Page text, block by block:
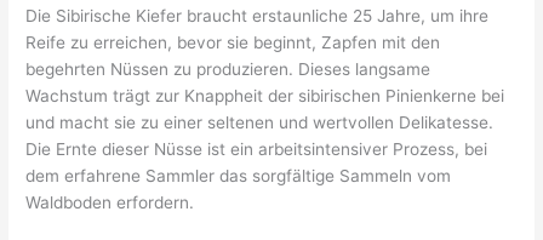
Die Sibirische Kiefer braucht erstaunliche 25 Jahre, um ihre
Reife zu erreichen, bevor sie beginnt, Zapfen mit den
begehrten Nüssen zu produzieren. Dieses langsame
Wachstum trägt zur Knappheit der sibirischen Pinienkerne bei
und macht sie zu einer seltenen und wertvollen Delikatesse.
Die Ernte dieser Nüsse ist ein arbeitsintensiver Prozess, bei
dem erfahrene Sammler das sorgfältige Sammeln vom
Waldboden erfordern.